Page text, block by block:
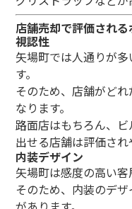
店舗売却で評価される
視認性
矢場町では人通りが
す。
そのため、店舗がど
なります。
路面店はもちろん、
出せる店舗は評価され
内装デザイン
矢場町は感度の高い客
そのため、内装のデ